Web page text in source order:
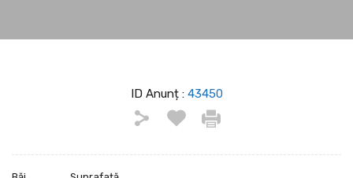
ID Anunț : 43450